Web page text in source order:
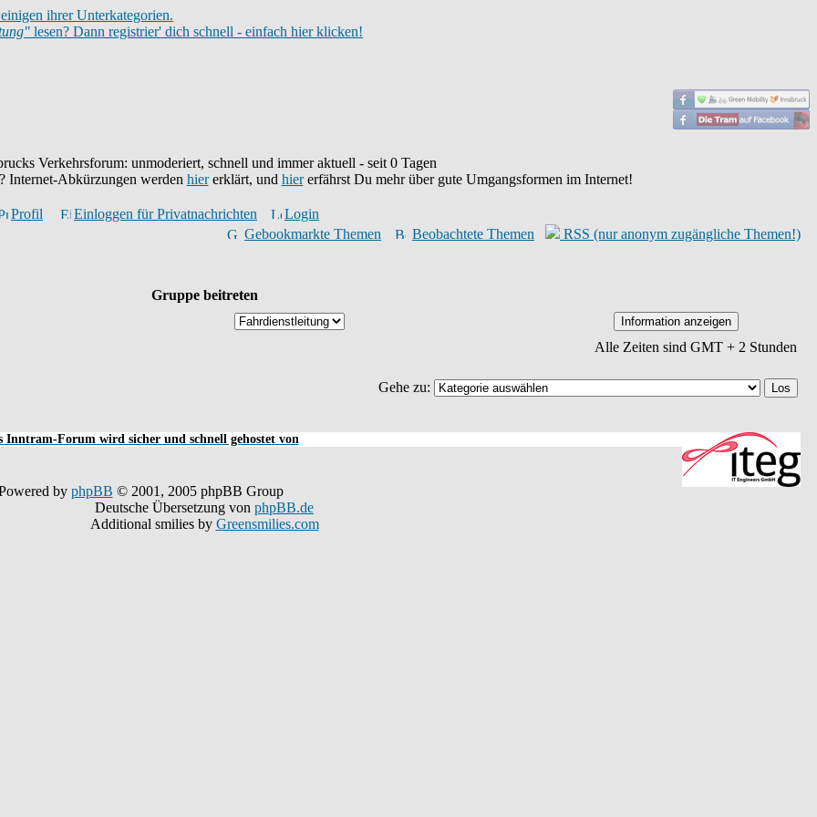
ihrer Unterkategorien.
lesen? Dann registrier' dich schnell - einfach hier klicken!
Verkehrsforum: unmoderiert, schnell und immer aktuell - seit 0 Tagen
Internet-Abkürzungen werden hiererklärt, und hiererfährst Du mehr über gute Umgangsformen im Internet!
Profil Einloggen für Privatnachrichten
Login
Gebookmarkte Themen
Beobachtete Themen RSS (nur anonym zugängliche Themen!)
Gruppe beitreten
Alle Zeiten sind GMT + 2 Stunden
Gehe zu:
Inntram-Forum wird sicher und schnell gehostet von
by phpBB © 2001, 2005 phpBB Group
Deutsche Übersetzung von phpBB.de
Additional smilies by Greensmilies.com